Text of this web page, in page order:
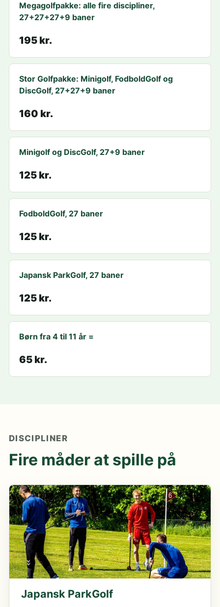
Megagolfpakke: alle fire discipliner,
27+27+27+9 baner
195 kr.
Stor Golfpakke: Minigolf, FodboldGolf og
DiscGolf, 27+27+9 baner
160 kr.
Minigolf og DiscGolf, 27+9 baner
125 kr.
FodboldGolf, 27 baner
125 kr.
Japansk ParkGolf, 27 baner
125 kr.
Børn fra 4 til 11 år =
65 kr.
DISCIPLINER
Fire måder at spille på
Japansk ParkGolf